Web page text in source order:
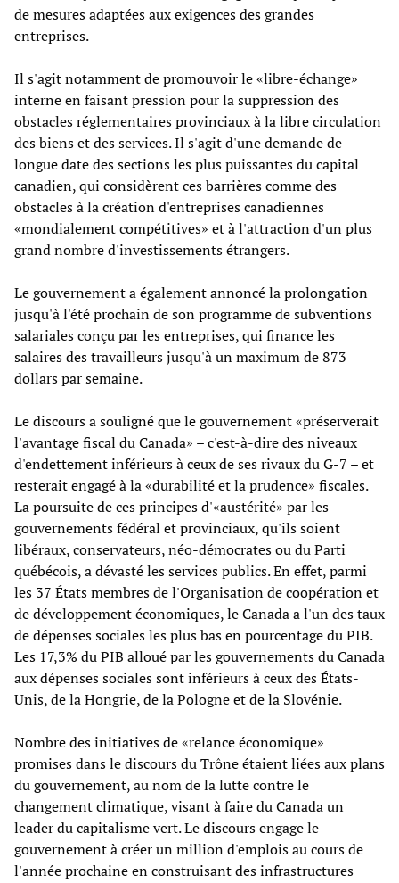
de mesures adaptées aux exigences des grandes
entreprises.
Il s'agit notamment de promouvoir le «libre-échange»
interne en faisant pression pour la suppression des
obstacles réglementaires provinciaux à la libre circulation
des biens et des services. Il s'agit d'une demande de
longue date des sections les plus puissantes du capital
canadien, qui considèrent ces barrières comme des
obstacles à la création d'entreprises canadiennes
«mondialement compétitives» et à l'attraction d'un plus
grand nombre d'investissements étrangers.
Le gouvernement a également annoncé la prolongation
jusqu'à l'été prochain de son programme de subventions
salariales conçu par les entreprises, qui finance les
salaires des travailleurs jusqu'à un maximum de 873
dollars par semaine.
Le discours a souligné que le gouvernement «préserverait
l'avantage fiscal du Canada» – c'est-à-dire des niveaux
d'endettement inférieurs à ceux de ses rivaux du G-7 – et
resterait engagé à la «durabilité et la prudence» fiscales.
La poursuite de ces principes d'«austérité» par les
gouvernements fédéral et provinciaux, qu'ils soient
libéraux, conservateurs, néo-démocrates ou du Parti
québécois, a dévasté les services publics. En effet, parmi
les 37 États membres de l'Organisation de coopération et
de développement économiques, le Canada a l'un des taux
de dépenses sociales les plus bas en pourcentage du PIB.
Les 17,3% du PIB alloué par les gouvernements du Canada
aux dépenses sociales sont inférieurs à ceux des États-
Unis, de la Hongrie, de la Pologne et de la Slovénie.
Nombre des initiatives de «relance économique»
promises dans le discours du Trône étaient liées aux plans
du gouvernement, au nom de la lutte contre le
changement climatique, visant à faire du Canada un
leader du capitalisme vert. Le discours engage le
gouvernement à créer un million d'emplois au cours de
l'année prochaine en construisant des infrastructures